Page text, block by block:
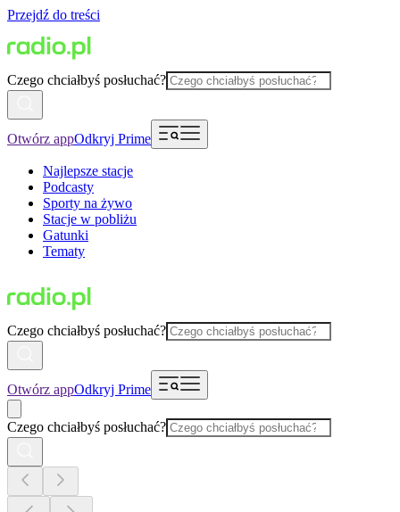
Przejdź do treści
Czego chciałbyś posłuchać?
Otwórz appOdkryj Prime
Najlepsze stacje
Podcasty
Sporty na żywo
Stacje w pobliżu
Gatunki
Tematy
Czego chciałbyś posłuchać?
Otwórz appOdkryj Prime
Czego chciałbyś posłuchać?